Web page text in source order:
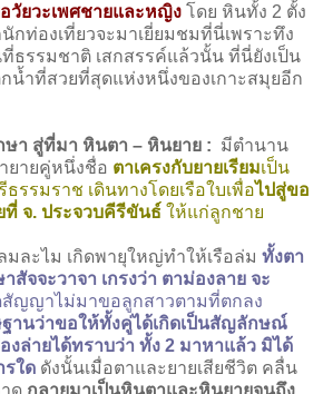
วัยวะเพศชายและหญิง โดย หินทั้ง 2 ตั้ง
กท่องเที่ยวจะมาเยี่ยมชมที่นี่เพราะทึง
ธรรมชาติ เสกสรรค์แล้วนั้น ที่นี่ยังเป็น
น้ำที่สวยที่สุดแห่งหนึ่งของเกาะสมุยอีก
า สู่ที่มา หินตา – หินยาย : มีตำนาน
ยายคู่หนึ่งชื่อ ตาเครงกับยายเรียมเป็น
รรมราช เดินทางโดยเรือใบเพื่อไปสู่ขอ
จ. ประจวบคีรีขันธ์ ให้แก่ลูกชาย
ละไม เกิดพายุใหญ่ทำให้เรือล่ม ทั้งตา
สัจจะวาจา เกรงว่า ตาม่องลาย จะ
ญญาไม่มาขอลูกสาวตามที่ตกลง
านว่าขอให้ทั้งคู่ได้เกิดเป็นสัญลักษณ์
งล่ายได้ทราบว่า ทั้ง 2 มาหาแล้ว มิได้
ใด ดังนั้นเมื่อตาและยายเสียชีวิต คลื่น
ด กลายมาเป็นหินตาและหินยายจนถึง